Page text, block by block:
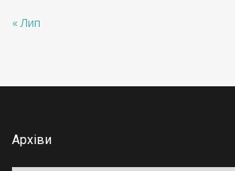
« Лип
Архіви